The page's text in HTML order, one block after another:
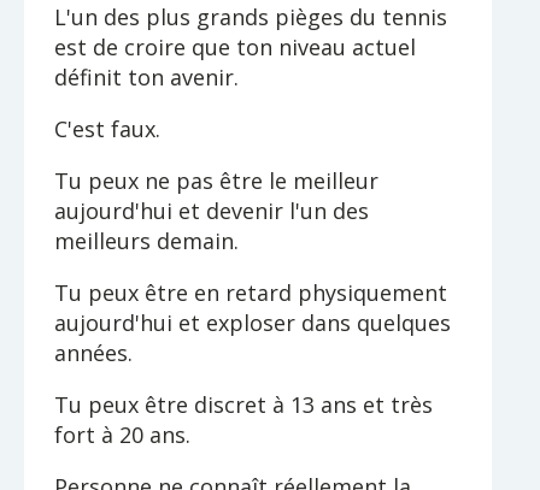
L'un des plus grands pièges du tennis
est de croire que ton niveau actuel
définit ton avenir.
C'est faux.
Tu peux ne pas être le meilleur
aujourd'hui et devenir l'un des
meilleurs demain.
Tu peux être en retard physiquement
aujourd'hui et exploser dans quelques
années.
Tu peux être discret à 13 ans et très
fort à 20 ans.